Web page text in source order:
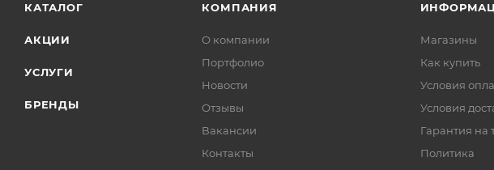
КАТАЛОГ
АКЦИИ
УСЛУГИ
БРЕНДЫ
КОМПАНИЯ
О компании
Портфолио
Новости
Отзывы
Вакансии
Контакты
Магазины
Как купить
Условия
Условия
Гарантия на
Политика